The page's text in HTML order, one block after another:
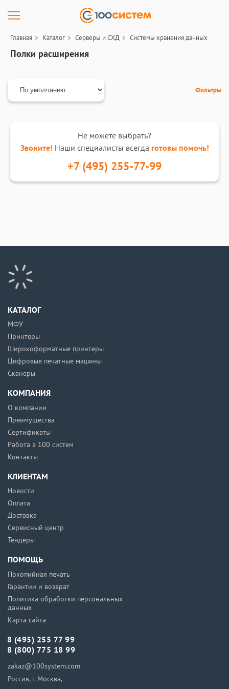
Главная Каталог Серверы и СХД Системы хранения данных
Полки расширения
Фильтры
Не можете выбрать?
Звоните! Наши специалисты всегда готовы помочь!
+7 (495) 255-77-99
КАТАЛОГ
МФУ
Принтеры
Широкоформатные принтеры
Цифровые печатные машины
Сканеры
КОМПАНИЯ
О компании
Преимущества
Сертификаты
Работа в 100 систем
Контакты
КЛИЕНТАМ
Новости
Оплата
Доставка
Сервисный центр
Тендеры
ПОМОЩЬ
Покопийная печать
Гарантии и возврат
Политика обработки персональных
данных
Карта сайта
8 (495) 255 77 99
8 (800) 775 18 99
zakaz@100system.com
Россия, г. Москва,